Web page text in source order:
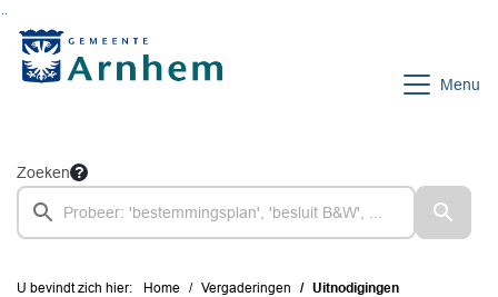
Menu
Zoeken
U bevindt zich hier: Home Vergaderingen Uitnodigingen